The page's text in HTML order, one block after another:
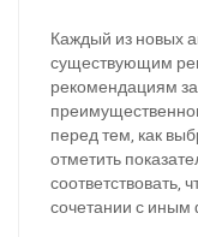
Каждый из новых
существующим
рекомендациям
перед тем, как
отметить
соответствовать,
сочетании с